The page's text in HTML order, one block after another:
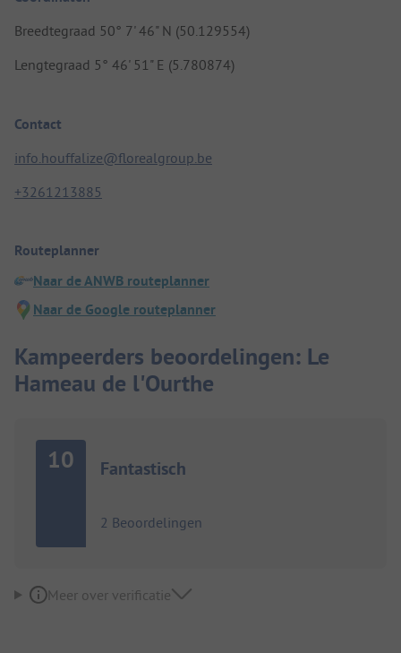
Breedtegraad 50° 7' 46" N (50.129554)
Lengtegraad 5° 46' 51" E (5.780874)
Contact
info.houffalize@florealgroup.be
+3261213885
Routeplanner
Naar de ANWB routeplanner
Naar de Google routeplanner
Kampeerders beoordelingen: Le
Hameau de l'Ourthe
10 Fantastisch
2 Beoordelingen
Meer over verificatie